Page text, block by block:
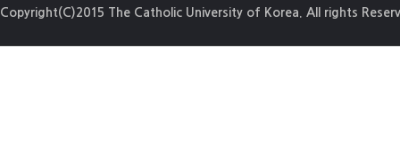
Copyright(C)2015 The Catholic University of Korea. All rights